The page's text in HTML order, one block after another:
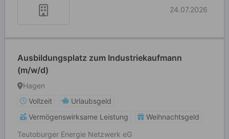
24.07.2026
Ausbildungsplatz zum Industriekaufmann
(m/w/d)
Hagen
Vollzeit
Urlaubsgeld
Vermögenswirksame Leistung
Weihnachtsgeld
Teutoburger Energie Netzwerk eG